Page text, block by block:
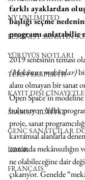
NY UNLIMITED
FEMİNİST SANATIN
YÜRÜYÜŞ NOTLARI
TERS PERSPEKTİF
KAYIT DIŞI
MAMUT LIMITED
GENÇ SANATÇILAR
İZMİR
FRANÇAIS
farklı ayaklardan
başlığı seçme
programı anlatabilir
2019 senesinin teması
(Mekânsız mekânlar)
alanı olmayan bir sanat
Open Space’in
bulunuyor. Yıllık
proje, sanat
kavramsal alanlarla
zamanda
ne olabileceğine dair
çıkarıyor. Genelde